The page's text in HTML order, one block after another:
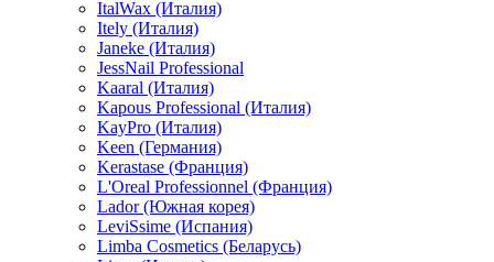
ItalWax (Италия)
Itely (Италия)
Janeke (Италия)
JessNail Professional
Kaaral (Италия)
Kapous Professional (Италия)
KayPro (Италия)
Keen (Германия)
Kerastase (Франция)
L'Oreal Professionnel (Франция)
Lador (Южная корея)
LeviSsime (Испания)
Limba Cosmetics (Беларусь)